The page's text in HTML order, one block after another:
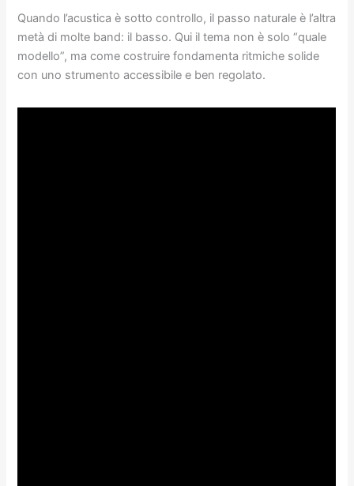
Quando l’acustica è sotto controllo, il passo naturale è l’altra
metà di molte band: il basso. Qui il tema non è solo “quale
modello”, ma come costruire fondamenta ritmiche solide
con uno strumento accessibile e ben regolato.